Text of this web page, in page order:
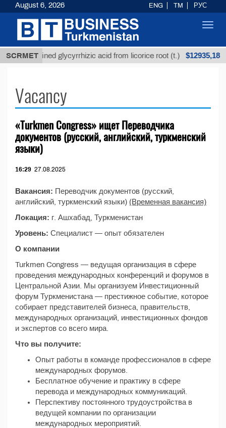
SCRMET
Unrefined glycyrrhizic acid from licorice root (t.) $12935,18
Vacancy
«Turkmen Congress» ищет Переводчика
документов (русский, английский, туркменский
языки)
16:29 27.08.2025
Вакансия: Переводчик документов (русский,
английский, туркменский языки) (Временная вакансия)
Локация: г. Ашхабад, Туркменистан
Уровень: Специалист — опыт обязателен
О компании
Turkmen Congress — ведущая организация в сфере
проведения международных конференций и форумов в
Центральной Азии. Мы организуем Инвестиционный
форум Туркменистана — престижное событие, которое
собирает представителей бизнеса, правительств,
международных организаций, инвестиционных фондов
и экспертов со всего мира.
Что вы получите:
Опыт работы в команде профессионалов в сфере
международных форумов.
Бесплатное обучение и практику в сфере
перевода и международных коммуникаций.
Перспективу постоянного трудоустройства в
ведущей компании по организации
международных мероприятий.
August 6, 2026 ENG TM РУС